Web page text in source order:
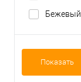
Бежевый
Показать